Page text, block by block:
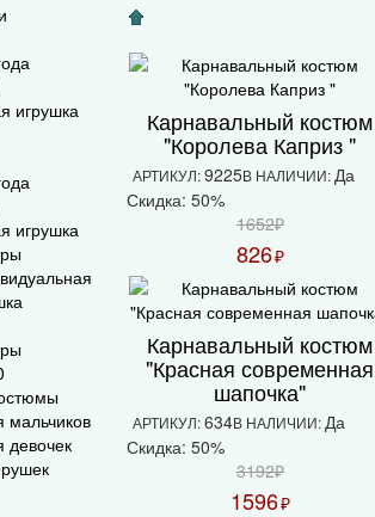
игрушка
игрушка
Карнавальный костюм
"Королева Каприз "
АРТИКУЛ:9225В НАЛИЧИИ: Да
Скидка: 50%
1652₽
826₽
Карнавальный костюм
"Красная современная
шапочка"
АРТИКУЛ:634В НАЛИЧИИ: Да
Скидка: 50%
3192₽
1596₽